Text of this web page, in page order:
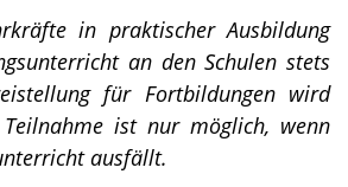
in praktischer Ausbildung
an den Schulen stets
für Fortbildungen wird
ist nur möglich, wenn
ausfällt.